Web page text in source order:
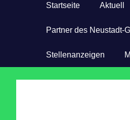
Startseite Aktuell
Partner des Neustadt-
Stellenanzeigen